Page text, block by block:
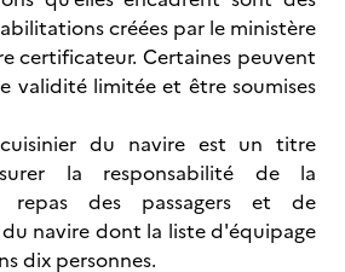
créées par le ministère
certificateur. Certaines peuvent
validité limitée et être soumises
du navire est un titre
la responsabilité de la
repas des passagers et de
navire dont la liste d'équipage
dix personnes.